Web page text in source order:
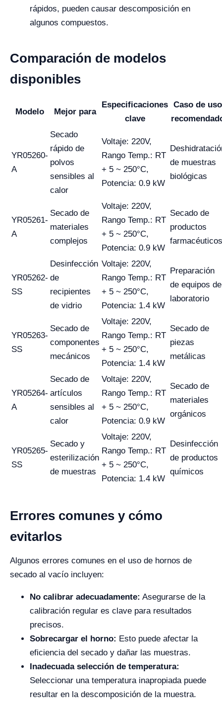
rápidos, pueden causar descomposición en
algunos compuestos.
Comparación de modelos
disponibles
Modelo Mejor para
Especificaciones
clave
Caso de uso
YR05260-
A
Secado
rápido de
polvos
sensibles al
calor
Voltaje: 220V,
Rango Temp.: RT
+ 5 ~ 250°C,
Potencia: 0.9 kW
de muestras
biológicas
YR05261-
A
Secado de
materiales
complejos
Voltaje: 220V,
Rango Temp.: RT
+ 5 ~ 250°C,
Potencia: 0.9 kW
Secado de
productos
farmacéuticos
YR05262-
SS
Desinfección
de
recipientes
de vidrio
Voltaje: 220V,
Rango Temp.: RT
+ 5 ~ 250°C,
Potencia: 1.4 kW
Preparación
de equipos de
laboratorio
YR05263-
SS
Secado de
componentes
mecánicos
Voltaje: 220V,
Rango Temp.: RT
+ 5 ~ 250°C,
Potencia: 1.4 kW
Secado de
piezas
metálicas
YR05264-
A
Secado de
artículos
sensibles al
calor
Voltaje: 220V,
Rango Temp.: RT
+ 5 ~ 250°C,
Potencia: 0.9 kW
Secado de
materiales
orgánicos
YR05265-
SS
Secado y
esterilización
de muestras
Voltaje: 220V,
Rango Temp.: RT
+ 5 ~ 250°C,
Potencia: 1.4 kW
Desinfección
de productos
químicos
Errores comunes y cómo
evitarlos
Algunos errores comunes en el uso de hornos de
secado al vacío incluyen:
No calibrar adecuadamente: Asegurarse de la
calibración regular es clave para resultados
precisos.
Sobrecargar el horno: Esto puede afectar la
eficiencia del secado y dañar las muestras.
Inadecuada selección de temperatura:
Seleccionar una temperatura inapropiada puede
resultar en la descomposición de la muestra.